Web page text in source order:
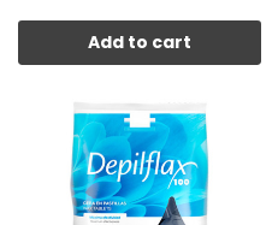
Add to cart